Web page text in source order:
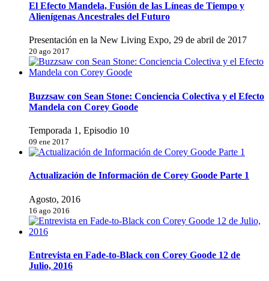
El Efecto Mandela, Fusión de las Líneas de Tiempo y
Alienígenas Ancestrales del Futuro
Presentación en la New Living Expo, 29 de abril de 2017
20 ago 2017
Buzzsaw con Sean Stone: Conciencia Colectiva y el Efecto
Mandela con Corey Goode
Temporada 1, Episodio 10
09 ene 2017
Actualización de Información de Corey Goode Parte 1
Agosto, 2016
16 ago 2016
Entrevista en Fade-to-Black con Corey Goode 12 de
Julio, 2016